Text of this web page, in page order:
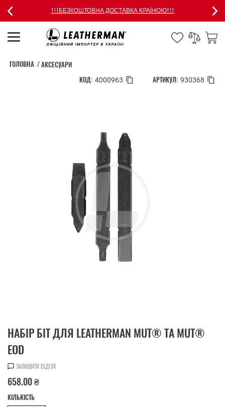
!!!БЕЗКОШТОВНА ДОСТАВКА КРАЇНОЮ!!!
ГОЛОВНА
АКСЕСУАРИ
КОД: 4000963 АРТИКУЛ: 930368
НАБІР БІТ ДЛЯ LEATHERMAN MUT® ТА MUT®
EOD
ЗАЛИШИТИ ВІДГУК
658.00 ₴
КІЛЬКІСТЬ